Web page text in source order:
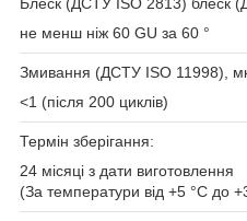
не менш ніж 60 GU за 60 °
Змивання (ДСТУ ISO 11998),
<1 (після 200 циклів)
Термін зберігання:
24 місяці з дати виготовлення
(За температури від +5 °C до